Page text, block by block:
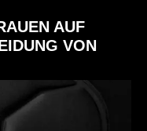
AUF
VON